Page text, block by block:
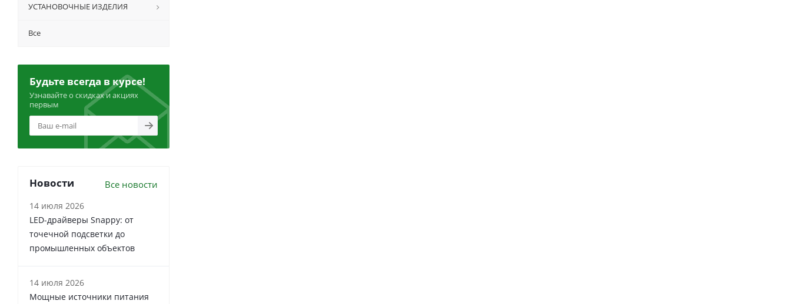
УСТАНОВОЧНЫЕ ИЗДЕЛИЯ
Все
Будьте всегда в курсе!
Узнавайте о скидках и акциях
первым
Новости Все новости
14 июля 2026
LED-драйверы Snappy: от
точечной подсветки до
промышленных объектов
14 июля 2026
Мощные источники питания